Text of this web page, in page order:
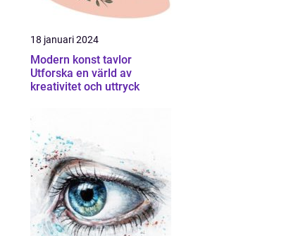
18 januari 2024
Modern konst tavlor
Utforska en värld av
kreativitet och uttryck